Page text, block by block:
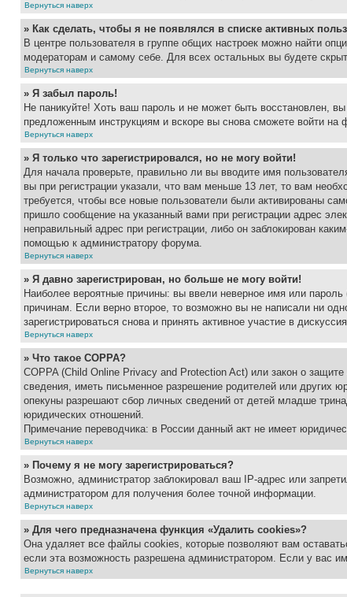
Вернуться наверх
» Как сделать, чтобы я не появлялся в списке активных
В центре пользователя в группе общих настроек можно найти
модераторам и самому себе. Для всех остальных вы будете
Вернуться наверх
» Я забыл пароль!
Не паникуйте! Хоть ваш пароль и не может быть восстановлен,
предложенным инструкциям и вскоре вы снова сможете войти на
Вернуться наверх
» Я только что зарегистрировался, но не могу войти!
Для начала проверьте, правильно ли вы вводите имя
вы при регистрации указали, что вам меньше 13 лет, то вам
требуется, чтобы все новые пользователи были активированы
пришло сообщение на указанный вами при регистрации адрес
неправильный адрес при регистрации, либо он заблокирован
помощью к администратору форума.
Вернуться наверх
» Я давно зарегистрирован, но больше не могу войти!
Наиболее вероятные причины: вы ввели неверное имя или
причинам. Если верно второе, то возможно вы не написали ни
зарегистрироваться снова и принять активное участие в
Вернуться наверх
» Что такое COPPA?
COPPA (Child Online Privacy and Protection Act) или закон о
сведения, иметь письменное разрешение родителей или других
опекуны разрешают сбор личных сведений от детей младше
юридических отношений.
Примечание переводчика: в России данный акт не имеет
Вернуться наверх
» Почему я не могу зарегистрироваться?
Возможно, администратор заблокировал ваш IP-адрес или
администратором для получения более точной информации.
Вернуться наверх
» Для чего предназначена функция «Удалить cookies»?
Она удаляет все файлы cookies, которые позволяют вам
если эта возможность разрешена администратором. Если у
Вернуться наверх